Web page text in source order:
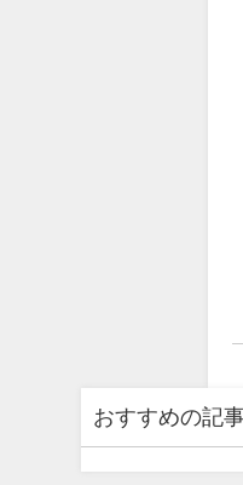
おすすめの記